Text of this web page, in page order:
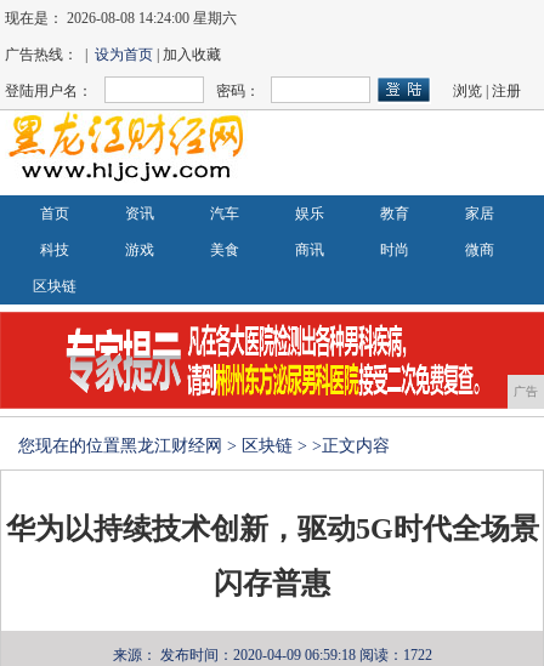
现在是：2026-08-08 14:24:00 星期六
广告热线： |设为首页 | 加入收藏
登陆用户名： 密码： 浏览 |注册
首页 资讯 汽车 娱乐 教育 家居
科技 游戏 美食 商讯 时尚 微商
区块链
广告
您现在的位置黑龙江财经网 > 区块链 > >正文内容
华为以持续技术创新，驱动5G时代全场景
闪存普惠
来源： 发布时间：2020-04-09 06:59:18 阅读：1722